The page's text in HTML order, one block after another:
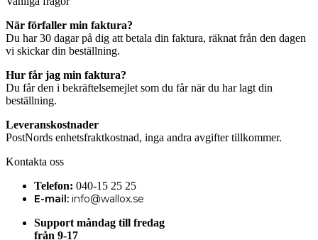
När förfaller min faktura?
Du har 30 dagar på dig att betala din faktura, räknat från den dagen
vi skickar din beställning.
Hur får jag min faktura?
Du får den i bekräftelsemejlet som du får när du har lagt din
beställning.
Leveranskostnader
PostNords enhetsfraktkostnad, inga andra avgifter tillkommer.
Kontakta oss
Telefon: 040-15 25 25
E-mail: info@wallox.se
Support måndag till fredag
från 9-17